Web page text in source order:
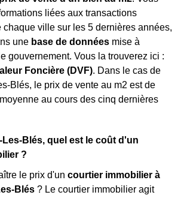
liées aux transactions
chaque ville sur les 5 dernières années,
une base de données mise à
gouvernement. Vous la trouverez ici :
Foncière (DVF). Dans le cas de
Blés, le prix de vente au m2 est de
au cours des cinq dernières
Les-Blés, quel est le coût d'un
?
le prix d'un courtier immobilier à
Blés ? Le courtier immobilier agit